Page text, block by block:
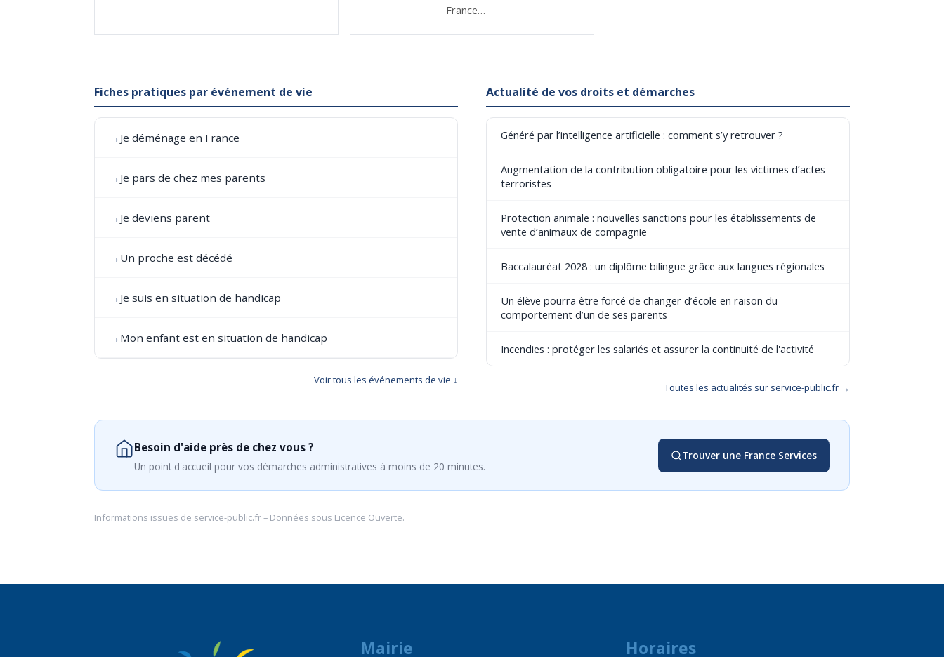
France…
Fiches pratiques par événement de vie
→ Je déménage en France
→ Je pars de chez mes parents
→ Je deviens parent
→ Un proche est décédé
→ Je suis en situation de handicap
→ Mon enfant est en situation de handicap
Voir tous les événements de vie ↓
Actualité de vos droits et démarches
Généré par l’intelligence artificielle : comment s’y retrouver ?
Augmentation de la contribution obligatoire pour les victimes d’actes
terroristes
Protection animale : nouvelles sanctions pour les établissements de
vente d’animaux de compagnie
Baccalauréat 2028 : un diplôme bilingue grâce aux langues régionales
Un élève pourra être forcé de changer d’école en raison du
comportement d’un de ses parents
Incendies : protéger les salariés et assurer la continuité de l'activité
Toutes les actualités sur service-public.fr →
Besoin d'aide près de chez vous ?
Un point d'accueil pour vos démarches administratives à moins de 20 minutes.
Trouver une France Services
Informations issues de service-public.fr– Données sous Licence Ouverte.
Mairie Horaires